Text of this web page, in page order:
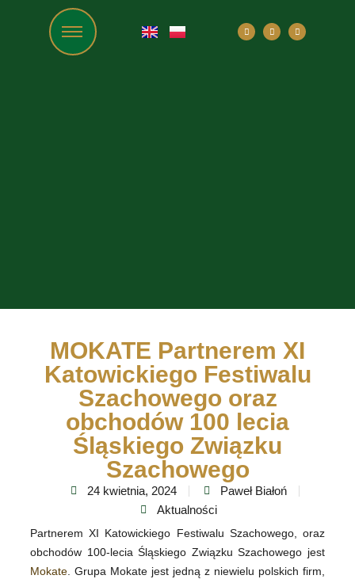
MOKATE Partnerem XI
Katowickiego Festiwalu
Szachowego oraz
obchodów 100 lecia
Śląskiego Związku
Szachowego
24 kwietnia, 2024
Paweł Białoń
Aktualności
Partnerem XI Katowickiego Festiwalu Szachowego, oraz
obchodów 100-lecia Śląskiego Związku Szachowego jest
Mokate . Grupa Mokate jest jedną z niewielu polskich firm,